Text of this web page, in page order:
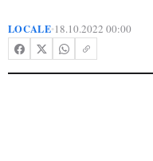
LOCALE•18.10.2022 00:00